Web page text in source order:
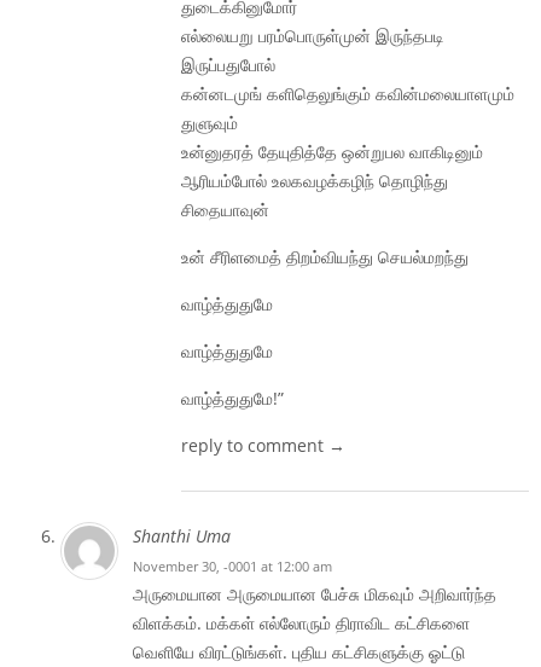
துடைக்கினுமோர்
எல்லையறு பரம்பொருள்முன் இருந்தபடி
இருப்பதுபோல்
கன்னடமுங் களிதெலுங்கும் கவின்மலையாளமும்
துளுவும்
உன்னுதரத் தேயுதித்தே ஒன்றுபல வாகிடினும்
ஆரியம்போல் உலகவழக்கழிந் தொழிந்து
சிதையாவுன்
உன் சீரிளமைத் திறம்வியந்து செயல்மறந்து
வாழ்த்துதுமே
வாழ்த்துதுமே
வாழ்த்துதுமே!”
reply to comment →
Shanthi Uma
November 30, -0001 at 12:00 am
அருமையான அருமையான பேச்சு மிகவும் அறிவார்ந்த
விளக்கம். மக்கள் எல்லோரும் திராவிட கட்சிகளை
வெளியே விரட்டுங்கள். புதிய கட்சிகளுக்கு ஓட்டு